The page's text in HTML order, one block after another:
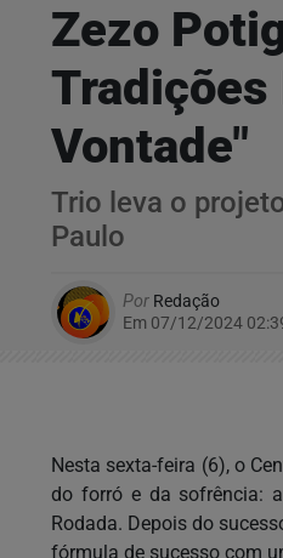
Zezo
Vontade"
Trio leva o
Paulo
Por Redação
Em 07/12/2024
Nesta sexta-feira (6), o
do forró e da sofrência:
Rodada. Depois do
fórmula de sucesso com